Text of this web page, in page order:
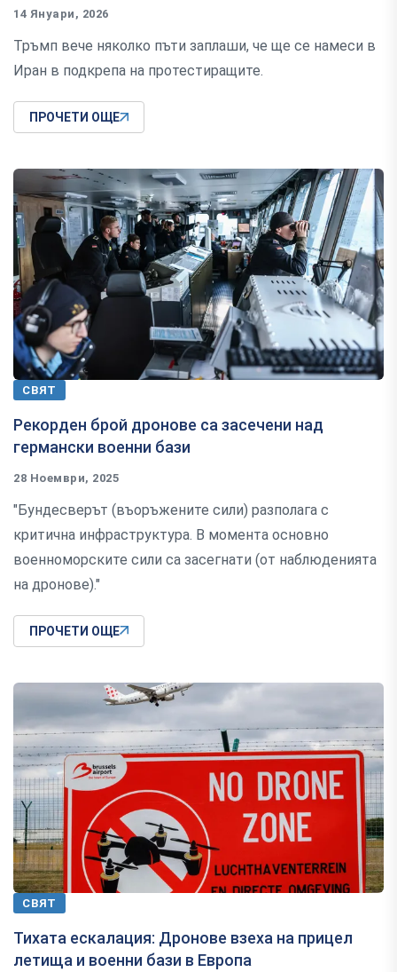
14 Януари, 2026
Тръмп вече няколко пъти заплаши, че ще се намеси в
Иран в подкрепа на протестиращите.
ПРОЧЕТИ ОЩЕ
СВЯТ
Рекорден брой дронове са засечени над
германски военни бази
28 Ноември, 2025
"Бундесверът (въоръжените сили) разполага с
критична инфраструктура. В момента основно
военноморските сили са засегнати (от наблюденията
на дронове)."
ПРОЧЕТИ ОЩЕ
СВЯТ
Тихата ескалация: Дронове взеха на прицел
летища и военни бази в Европа